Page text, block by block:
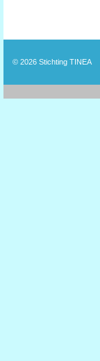
© 2026 Stichting TINEA